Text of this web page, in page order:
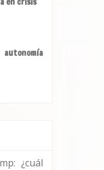
¿cuál